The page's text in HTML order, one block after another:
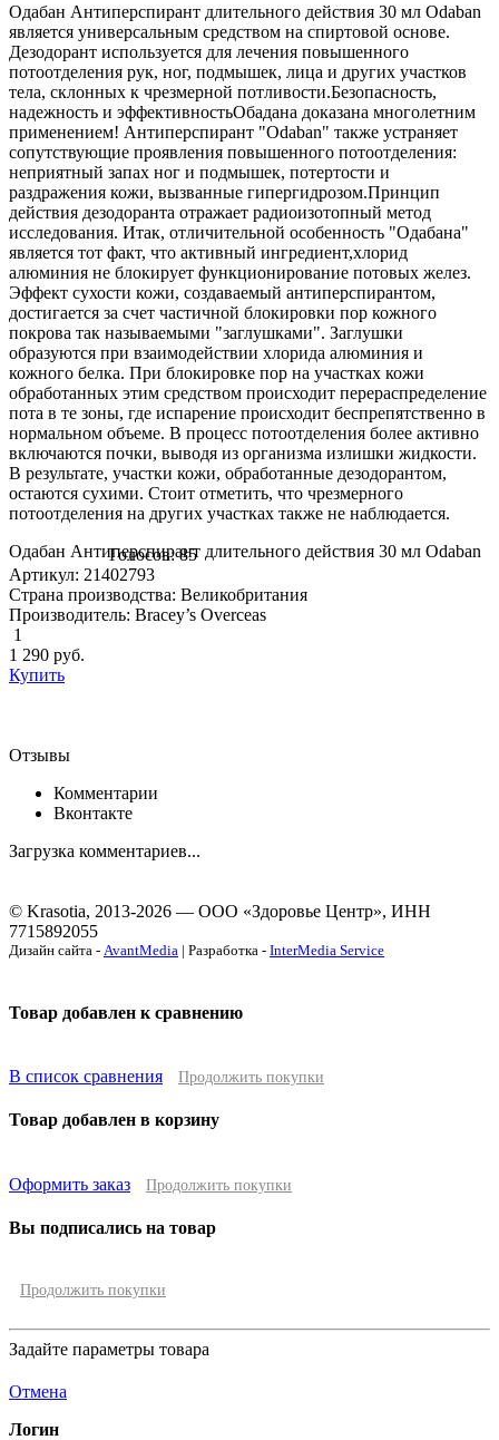
Одабан Антиперспирант длительного действия 30 мл Odaban
является универсальным средством на спиртовой основе.
Дезодорант используется для лечения повышенного
потоотделения рук, ног, подмышек, лица и других участков
тела, склонных к чрезмерной потливости.Безопасность,
надежность и эффективностьОбадана доказана многолетним
применением! Антиперспирант "Odaban" также устраняет
сопутствующие проявления повышенного потоотделения:
неприятный запах ног и подмышек, потертости и
раздражения кожи, вызванные гипергидрозом.Принцип
действия дезодоранта отражает радиоизотопный метод
исследования. Итак, отличительной особенность "Одабана"
является тот факт, что активный ингредиент,хлорид
алюминия не блокирует функционирование потовых желез.
Эффект сухости кожи, создаваемый антиперспирантом,
достигается за счет частичной блокировки пор кожного
покрова так называемыми "заглушками". Заглушки
образуются при взаимодействии хлорида алюминия и
кожного белка. При блокировке пор на участках кожи
обработанных этим средством происходит перераспределение
пота в те зоны, где испарение происходит беспрепятственно в
нормальном объеме. В процесс потоотделения более активно
включаются почки, выводя из организма излишки жидкости.
В результате, участки кожи, обработанные дезодорантом,
остаются сухими. Стоит отметить, что чрезмерного
потоотделения на других участках также не наблюдается.
Одабан Антиперспирант длительного действия 30 мл Odaban
Голосов: 85
Артикул: 21402793
Страна производства: Великобритания
Производитель: Bracey’s Overceas
1
1 290 руб.
Купить
Отзывы
Комментарии
Вконтакте
Загрузка комментариев...
© Krasotia, 2013-2026 — ООО «Здоровье Центр», ИНН
7715892055
Дизайн сайта - AvantMedia | Разработка - InterMedia Service
Товар добавлен к сравнению
В список сравнения Продолжить покупки
Товар добавлен в корзину
Оформить заказ Продолжить покупки
Вы подписались на товар
Продолжить покупки
Задайте параметры товара
Отмена
Логин